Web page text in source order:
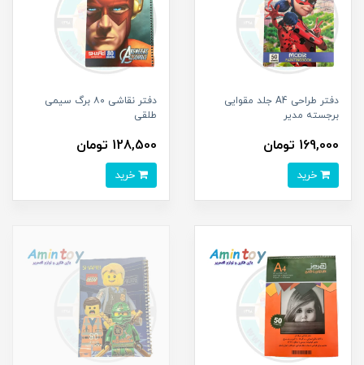
دفتر طراحی A4 جلد مقوایی
برجسته مدیر
169,000 تومان
دفتر نقاشی ۸۰ برگ سیمی
طلقی
128,500 تومان